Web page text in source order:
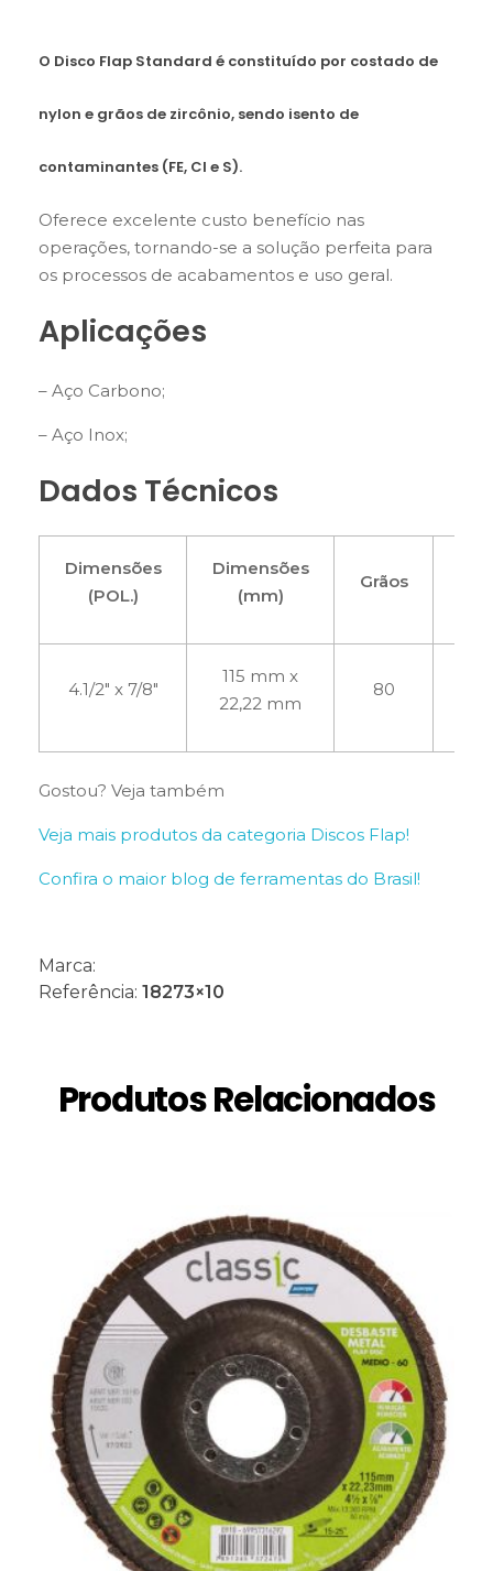
O Disco Flap Standard é constituído por costado de
nylon e grãos de zircônio, sendo isento de
contaminantes (FE, CI e S).
Oferece excelente custo benefício nas
operações, tornando-se a solução perfeita para
os processos de acabamentos e uso geral.
Aplicações
– Aço Carbono;
– Aço Inox;
Dados Técnicos
Dimensões
(POL.)
Dimensões
(mm)
Grãos
4.1/2″ x 7/8″
115 mm x
22,22 mm
80
Gostou? Veja também
Veja mais produtos da categoria Discos Flap!
Confira o maior blog de ferramentas do Brasil!
Marca:
Referência: 18273×10
Produtos Relacionados